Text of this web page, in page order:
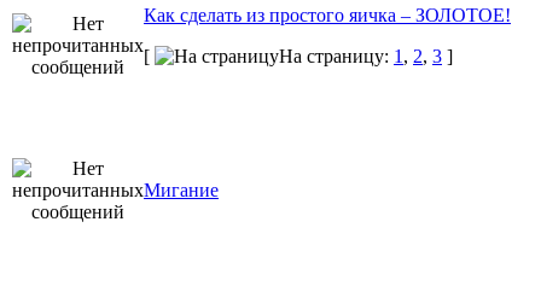
Как сделать из простого яичка – ЗОЛОТОЕ!
[
На страницу: 1 , 2, 3 ]
Мигание